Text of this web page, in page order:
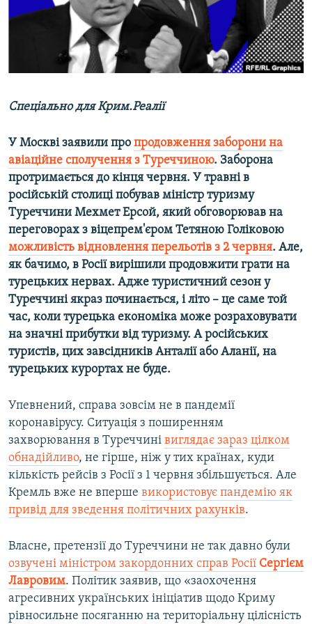
ВІДЕОУРОКИ «ELIFBE»
СВІДЧЕННЯ ОКУПАЦІЇ
УКРАЇНСЬКА ПРОБЛЕМА КРИМУ
Усі сайти RFE/RL
Спеціально для Крим.Реалії
У Москві заявили про продовження заборони на
авіаційне сполучення з Туреччиною. Заборона
протримається до кінця червня. У травні в
російській столиці побував міністр туризму
Туреччини Мехмет Ерсой, який обговорював на
переговорах з віцепрем'єром Тетяною Голіковою
можливість відновлення перельотів з 2 червня. Але,
як бачимо, в Росії вирішили продовжити грати на
турецьких нервах. Адже туристичний сезон у
Туреччині якраз починається, і літо – це саме той
час, коли турецька економіка може розраховувати
на значні прибутки від туризму. А російських
туристів, цих завсідників Анталії або Аланії, на
турецьких курортах не буде.
Упевнений, справа зовсім не в пандемії
коронавірусу. Ситуація з поширенням
захворювання в Туреччині виглядає зараз цілком
обнадійливо, не гірше, ніж у тих країнах, куди
кількість рейсів з Росії з 1 червня збільшується. Але
Кремль вже не вперше використовує пандемію як
привід для зведення політичних рахунків.
Власне, претензії до Туреччини не так давно були
озвучені міністром закордонних справ Росії Сергієм
Лавровим. Політик заявив, що «заохочення
агресивних українських ініціатив щодо Криму
рівносильне посяганню на територіальну цілісність